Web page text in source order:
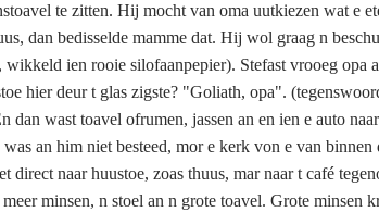
te zitten. Hij mocht van oma uutkiezen wat e
dan bedisselde mamme dat. Hij wol graag n
wikkeld ien rooie silofaanpepier). Stefast vrooeg opa
hier deur t glas zigste? "Goliath, opa".
dan wast toavel ofrumen, jassen an en ien e auto
was an him niet besteed, mor e kerk von e van
direct naar huustoe, zoas thuus, mar naar t café
minsen, n stoel an n grote toavel. Grote minsen